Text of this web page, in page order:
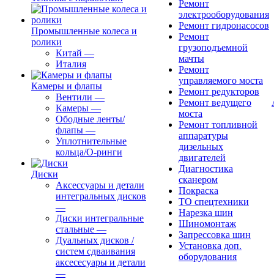
Промышленные колеса и
ролики
Китай —
Италия
Камеры и флапы
Вентили —
Камеры —
Ободные ленты/
флапы —
Уплотнительные
кольца/О-ринги
Диски
Аксессуары и детали
интегральных дисков
—
Диски интегральные
стальные —
Дуальных дисков /
систем сдваивания
аксесесуары и детали
—
Ремонт
электрооборудования
Ремонт гидронасосов
Ремонт
грузоподъемной
мачты
Ремонт
управляемого моста
Ремонт редукторов
Ремонт ведущего
моста
Ремонт топливной
аппаратуры
дизельных
двигателей
Диагностика
сканером
Покраска
ТО спецтехники
Нарезка шин
Шиномонтаж
Запрессовка шин
Установка доп.
оборудования